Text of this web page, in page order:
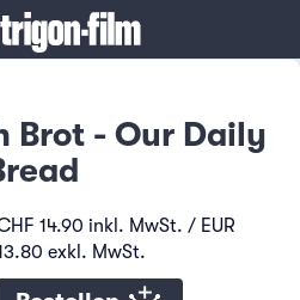
Brot - Our Daily
14.90 inkl. MwSt. / EUR
exkl. MwSt.